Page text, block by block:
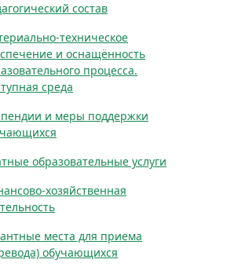
состав
техническое
и оснащённость
процесса.
среда
и меры поддержки
образовательные услуги
хозяйственная
места для приема
обучающихся